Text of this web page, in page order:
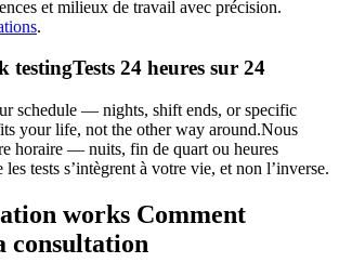
et milieux de travail avec précision.
.
testingTests 24 heures sur 24
schedule — nights, shift ends, or specific
your life, not the other way around.Nous
horaire — nuits, fin de quart ou heures
tests s’intègrent à votre vie, et non l’inverse.
works Comment
consultation